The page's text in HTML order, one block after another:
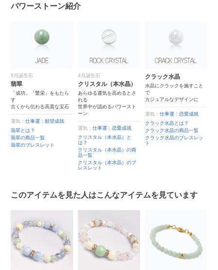
パワーストーン紹介
5月誕生石
翡翠
「成功」「繁栄」をもたら
す
古くから伝わる高貴な宝石
運気：仕事運
願望成就
翡翠とは？
翡翠の商品一覧
翡翠のブレスレット
4月誕生石
クリスタル（本水晶）
あらゆる運気を高めるとさ
れる
世界中が認めるパワースト
ーン
運気：仕事運 ｜恋愛成就
クリスタル（本水晶）と
は？
クリスタル（本水晶）の商
品一覧
クリスタル（本水晶）のブ
レスレット
クラック水晶
水晶にクラックを施すこと
で
カジュアルなデザインに
運気： 仕事運
恋愛成就
クラック水晶とは？
クラック水晶の商品一覧
クラック水晶のブレスレッ
ト
このアイテムを見た人はこんなアイテムを見ています